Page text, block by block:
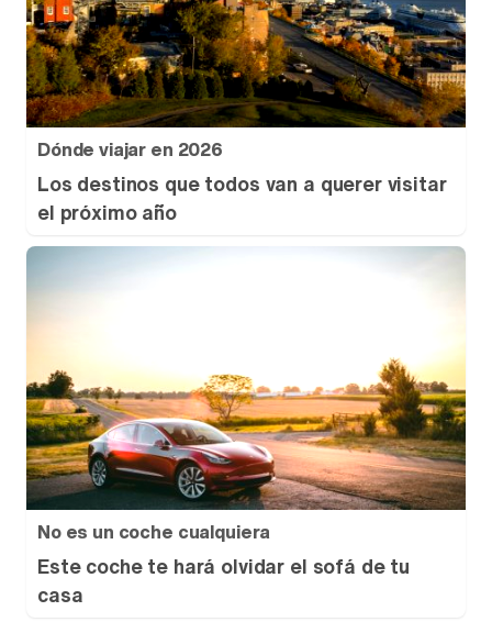
Dónde viajar en 2026
Los destinos que todos van a querer visitar
el próximo año
No es un coche cualquiera
Este coche te hará olvidar el sofá de tu
casa